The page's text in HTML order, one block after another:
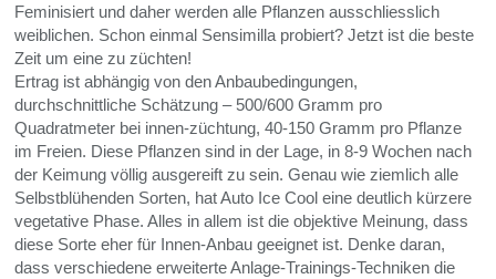
Feminisiert und daher werden alle Pflanzen ausschliesslich
weiblichen. Schon einmal Sensimilla probiert? Jetzt ist die beste
Zeit um eine zu züchten!
Ertrag ist abhängig von den Anbaubedingungen,
durchschnittliche Schätzung – 500/600 Gramm pro
Quadratmeter bei innen-züchtung, 40-150 Gramm pro Pflanze
im Freien. Diese Pflanzen sind in der Lage, in 8-9 Wochen nach
der Keimung völlig ausgereift zu sein. Genau wie ziemlich alle
Selbstblühenden Sorten, hat Auto Ice Cool eine deutlich kürzere
vegetative Phase. Alles in allem ist die objektive Meinung, dass
diese Sorte eher für Innen-Anbau geeignet ist. Denke daran,
dass verschiedene erweiterte Anlage-Trainings-Techniken die